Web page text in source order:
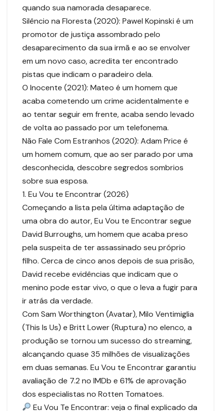
quando sua namorada desaparece.
Silêncio na Floresta (2020): Pawel Kopinski é um
promotor de justiça assombrado pelo
desaparecimento da sua irmã e ao se envolver
em um novo caso, acredita ter encontrado
pistas que indicam o paradeiro dela.
O Inocente (2021): Mateo é um homem que
acaba cometendo um crime acidentalmente e
ao tentar seguir em frente, acaba sendo levado
de volta ao passado por um telefonema.
Não Fale Com Estranhos (2020): Adam Price é
um homem comum, que ao ser parado por uma
desconhecida, descobre segredos sombrios
sobre sua esposa.
1. Eu Vou te Encontrar (2026)
Começando a lista pela última adaptação de
uma obra do autor, Eu Vou te Encontrar segue
David Burroughs, um homem que acaba preso
pela suspeita de ter assassinado seu próprio
filho. Cerca de cinco anos depois de sua prisão,
David recebe evidências que indicam que o
menino pode estar vivo, o que o leva a fugir para
ir atrás da verdade.
Com Sam Worthington (Avatar), Milo Ventimiglia
(This Is Us) e Britt Lower (Ruptura) no elenco, a
produção se tornou um sucesso do streaming,
alcançando quase 35 milhões de visualizações
em duas semanas. Eu Vou te Encontrar garantiu
avaliação de 7.2 no IMDb e 61% de aprovação
dos especialistas no Rotten Tomatoes.
Eu Vou Te Encontrar: veja o final explicado da